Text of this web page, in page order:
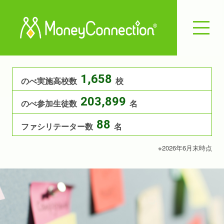
のべ実施高校数 1,658 校
のべ参加生徒数 203,899 名
ファシリテーター数 88 名
※2026年6月末時点